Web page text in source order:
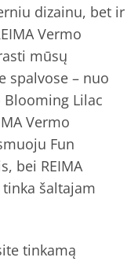
dizainu, bet ir
Vermo
mūsų
spalvose – nuo
Blooming Lilac
Vermo
Fun
bei REIMA
šaltajam
tinkamą